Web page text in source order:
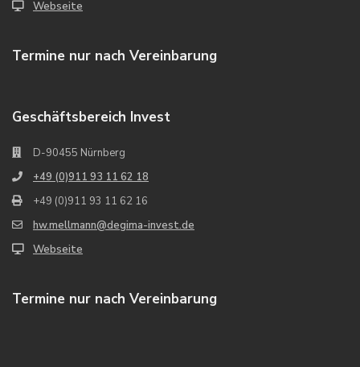
Webseite
Termine nur nach Vereinbarung
Geschäftsbereich Invest
D-90455 Nürnberg
+49 (0)911 93 11 62 18
+49 (0)911 93 11 62 16
hw.mellmann@degima-invest.de
Webseite
Termine nur nach Vereinbarung